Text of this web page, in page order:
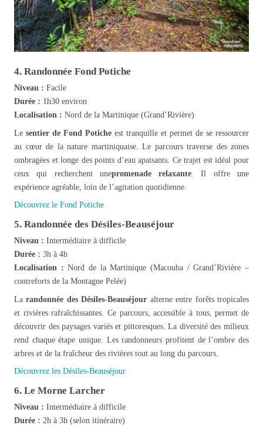
4. Randonnée Fond Potiche
Niveau : Facile
Durée : 1h30 environ
Localisation : Nord de la Martinique (Grand’Rivière)
Le sentier de Fond Potiche est tranquille et permet de se ressourcer
au cœur de la nature martiniquaise. Le parcours traverse des zones
ombragées et longe des points d’eau apaisants. Ce trajet est idéal pour
ceux qui recherchent unepromenade relaxante . Il offre une
expérience agréable, loin de l’agitation quotidienne.
Découvrez le Fond Potiche
5. Randonnée des Désiles-Beauséjour
Niveau : Intermédiaire à difficile
Durée : 3h à 4h
Localisation : Nord de la Martinique (Macouba / Grand’Rivière –
contreforts de la Montagne Pelée)
Larandonnée des Désiles-Beauséjour alterne entre forêts tropicales
et rivières rafraîchissantes. Ce parcours, accessible à tous, permet de
découvrir des paysages variés et pittoresques. La diversité des milieux
rend chaque étape unique. Les randonneurs profitent de l’ombre des
arbres et de la fraîcheur des rivières tout au long du parcours.
Découvrez les Désiles-Beauséjour
6. Le Morne Larcher
Niveau : Intermédiaire à difficile
Durée : 2h à 3h (selon itinéraire)